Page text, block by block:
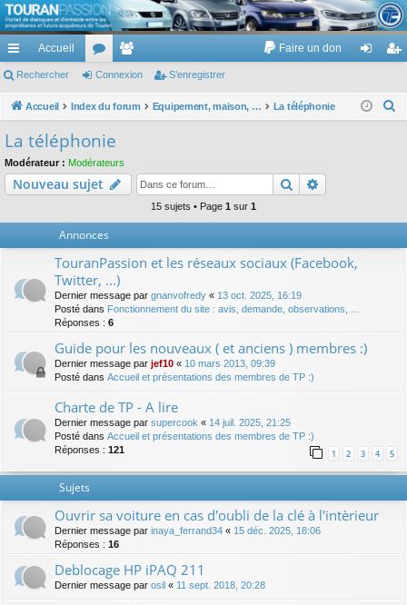
TouranPassion
Le forum des propriétaires ou futurs acquéreurs du Volkswagen Touran
cc
ès
pi
de
Accueil
or
u
e
m
Faire un don
ne nr
Rechercher Connexion S’enregistrer
Accueil Index du forum Equipement, maison, famille, passion, hobby, détente, ... La téléphonie
c
La téléphonie
Modérateur : Modérateurs
Nouveau sujet Rechercher
15 sujets • Page 1 sur 1
Annonces
TouranPassion et les réseaux sociaux (Facebook,
Twitter, ...)
Dernier message par gnanvofredy « 13 oct. 2025, 16:19
Posté dans Fonctionnement du site : avis, demande, observations, ...
Réponses : 6
Guide pour les nouveaux ( et anciens ) membres :)
Dernier message par jef10 « 10 mars 2013, 09:39
Posté dans Accueil et présentations des membres de TP :)
Charte de TP - A lire
Dernier message par supercook « 14 juil. 2025, 21:25
Posté dans Accueil et présentations des membres de TP :)
Réponses : 121 1 2 3 4 5
Sujets
Ouvrir sa voiture en cas d'oubli de la clé à l'intèrieur
Dernier message par inaya_ferrand34 « 15 déc. 2025, 18:06
Réponses : 16
Deblocage HP iPAQ 211
Dernier message par osil « 11 sept. 2018, 20:28